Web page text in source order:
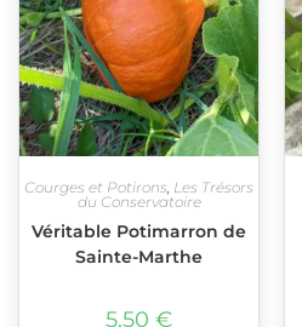
Courges et Potirons, Les Trésors
du Conservatoire
Véritable Potimarron de
Sainte-Marthe
5,50 €